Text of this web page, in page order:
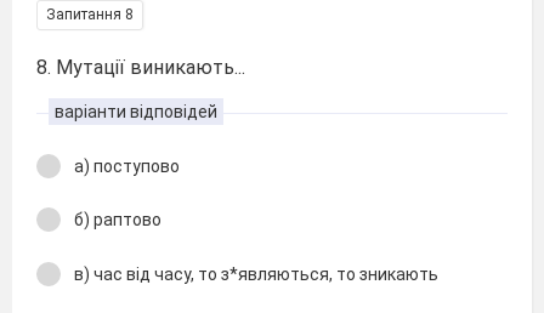
Запитання 8
8. Мутації виникають...
варіанти відповідей
а) поступово
б) раптово
в) час від часу, то з*являються, то зникають